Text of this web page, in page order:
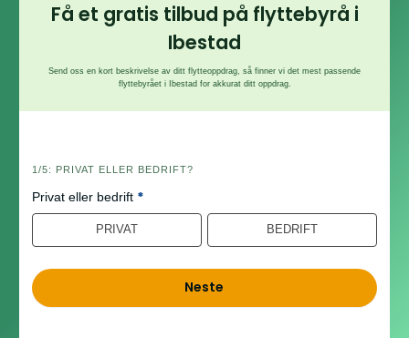
Få et gratis tilbud på flyttebyrå i
Ibestad
Send oss en kort beskrivelse av ditt flytteoppdrag, så finner vi det mest passende
flyttebyrået i Ibestad for akkurat ditt oppdrag.
h
e
r
1/5: PRIVAT ELLER BEDRIFT?
Privat eller bedrift *
PRIVAT BEDRIFT
Neste